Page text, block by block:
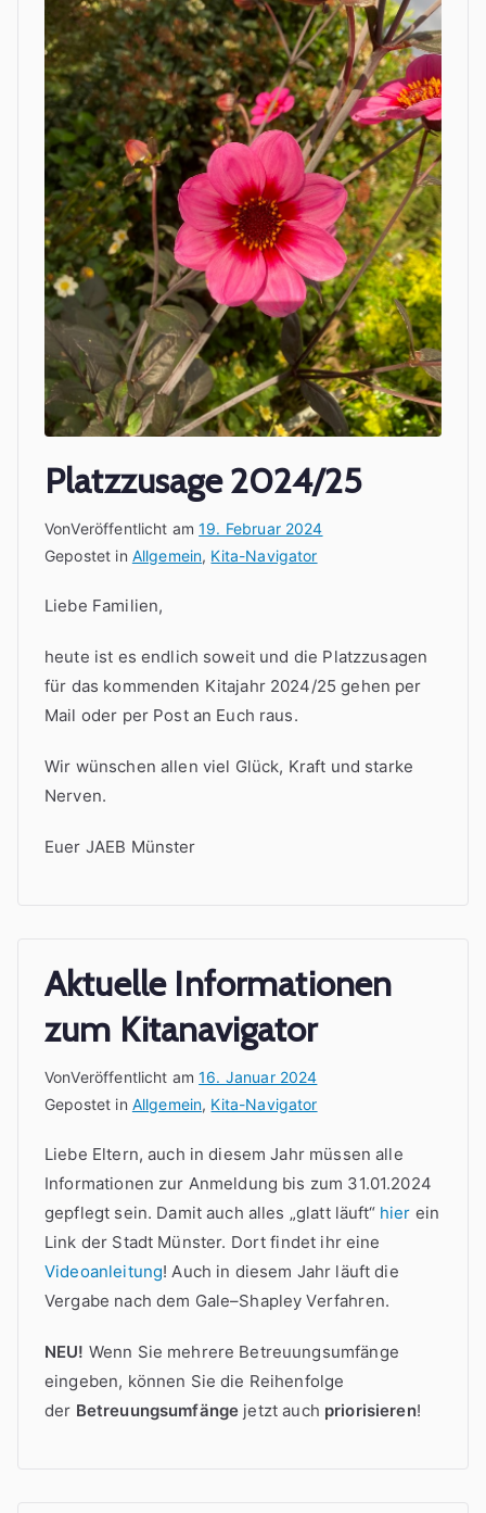
Platzzusage 2024/25
VonVeröffentlicht am19. Februar 2024
Gepostet in Allgemein, Kita-Navigator
Liebe Familien,
heute ist es endlich soweit und die Platzzusagen
für das kommenden Kitajahr 2024/25 gehen per
Mail oder per Post an Euch raus.
Wir wünschen allen viel Glück, Kraft und starke
Nerven.
Euer JAEB Münster
Aktuelle Informationen
zum Kitanavigator
VonVeröffentlicht am16. Januar 2024
Gepostet in Allgemein, Kita-Navigator
Liebe Eltern, auch in diesem Jahr müssen alle
Informationen zur Anmeldung bis zum 31.01.2024
gepflegt sein. Damit auch alles „glatt läuft“ hier ein
Link der Stadt Münster. Dort findet ihr eine
Videoanleitung! Auch in diesem Jahr läuft die
Vergabe nach dem Gale–Shapley Verfahren.
NEU! Wenn Sie mehrere Betreuungsumfänge
eingeben, können Sie die Reihenfolge
der Betreuungsumfänge jetzt auch priorisieren!